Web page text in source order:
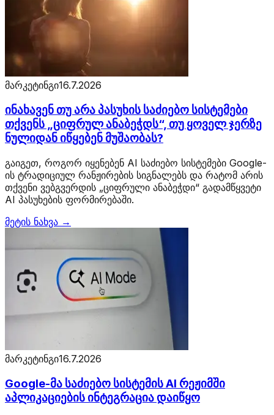
მარკეტინგი16.7.2026
ინახავენ თუ არა პასუხის საძიებო სისტემები
თქვენს „ციფრულ ანაბეჭდს“, თუ ყოველ ჯერზე
ნულიდან იწყებენ მუშაობას?
გაიგეთ, როგორ იყენებენ AI საძიებო სისტემები Google-
ის ტრადიციულ რანჟირების სიგნალებს და რატომ არის
თქვენი ვებგვერდის „ციფრული ანაბეჭდი“ გადამწყვეტი
AI პასუხების ფორმირებაში.
მეტის ნახვა →
მარკეტინგი16.7.2026
Google-მა საძიებო სისტემის AI რეჟიმში
აპლიკაციების ინტეგრაცია დაიწყო